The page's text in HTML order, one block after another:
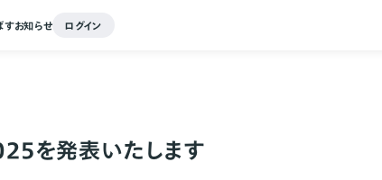
すお知らせ ログイン
を発表いたします